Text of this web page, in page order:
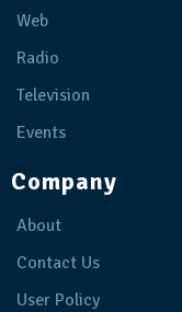
Web
Radio
Television
Events
Company
About
Contact Us
User Policy